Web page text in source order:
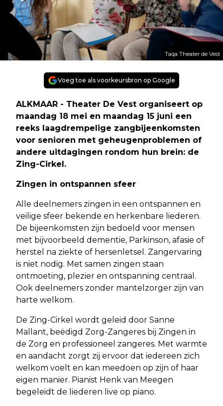
Taqa Theater de Vest
Voeg toe als voorkeursbron op Google
ALKMAAR - Theater De Vest organiseert op
maandag 18 mei en maandag 15 juni een
reeks laagdrempelige zangbijeenkomsten
voor senioren met geheugenproblemen of
andere uitdagingen rondom hun brein: de
Zing-Cirkel.
Zingen in ontspannen sfeer
Alle deelnemers zingen in een ontspannen en
veilige sfeer bekende en herkenbare liederen.
De bijeenkomsten zijn bedoeld voor mensen
met bijvoorbeeld dementie, Parkinson, afasie of
herstel na ziekte of hersenletsel. Zangervaring
is niet nodig. Met samen zingen staan
ontmoeting, plezier en ontspanning centraal.
Ook deelnemers zonder mantelzorger zijn van
harte welkom.
De Zing-Cirkel wordt geleid door Sanne
Mallant, beëdigd Zorg-Zangeres bij Zingen in
de Zorg en professioneel zangeres. Met warmte
en aandacht zorgt zij ervoor dat iedereen zich
welkom voelt en kan meedoen op zijn of haar
eigen manier. Pianist Henk van Meegen
begeleidt de liederen live op piano.